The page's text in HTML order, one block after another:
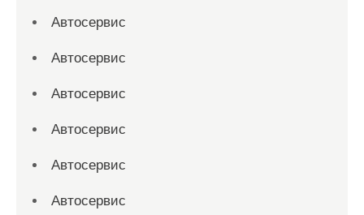
Автосервис
Автосервис
Автосервис
Автосервис
Автосервис
Автосервис